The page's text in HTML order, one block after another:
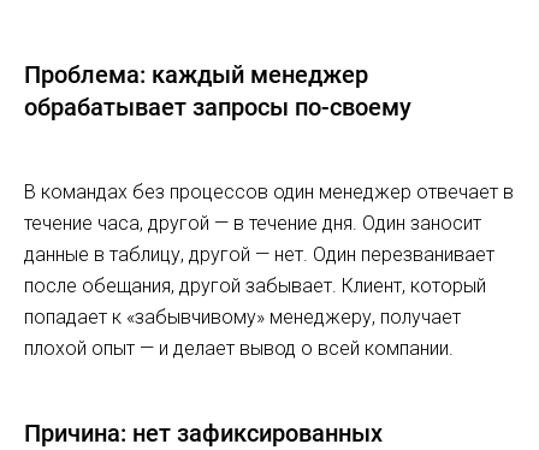
Проблема: каждый менеджер
обрабатывает запросы по-своему
В командах без процессов один менеджер отвечает в
течение часа, другой — в течение дня. Один заносит
данные в таблицу, другой — нет. Один перезванивает
после обещания, другой забывает. Клиент, который
попадает к «забывчивому» менеджеру, получает
плохой опыт — и делает вывод о всей компании.
Причина: нет зафиксированных